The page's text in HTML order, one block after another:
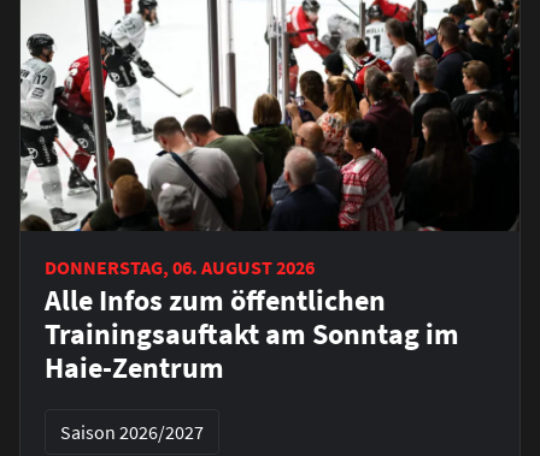
DONNERSTAG, 06. AUGUST 2026
Alle Infos zum öffentlichen
Trainingsauftakt am Sonntag im
Haie-Zentrum
Saison 2026/2027